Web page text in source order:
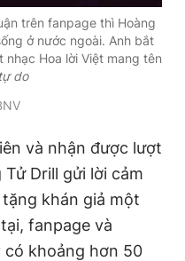
JSC.
trên fanpage thì Hoàng
ở nước ngoài. Anh bắt
Hoa lời Việt mang tên
do
và nhận được lượt
Drill gửi lời cảm
khán giả một
fanpage và
có khoảng hơn 50